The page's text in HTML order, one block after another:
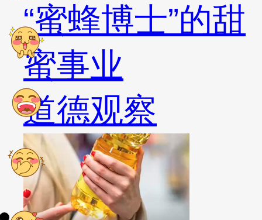
“蜜蜂博士”的甜
蜜事业
道德观察